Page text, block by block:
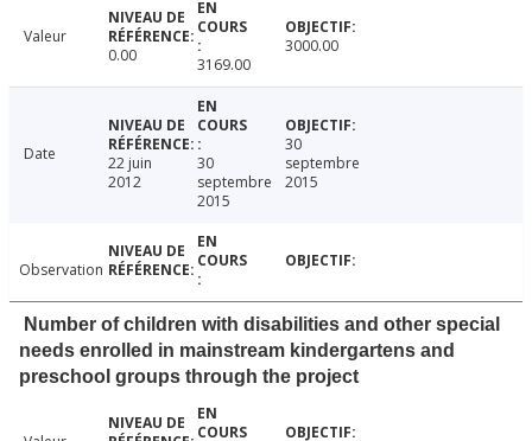
Valeur
0.00
3169.00
3000.00
Date
22 juin
2012
30
septembre
2015
30
septembre
2015
Observation
Number of children with disabilities and other special
needs enrolled in mainstream kindergartens and
preschool groups through the project